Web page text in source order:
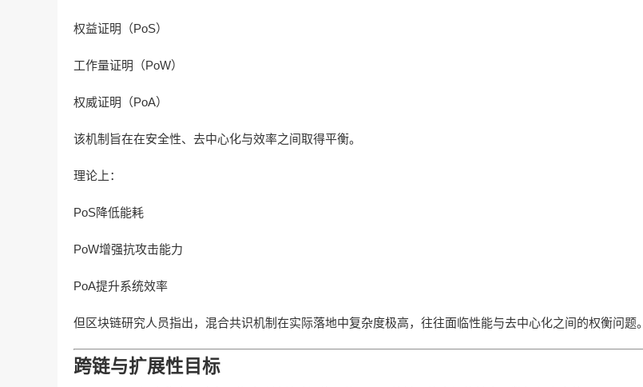
权益证明（PoS）
工作量证明（PoW）
权威证明（PoA）
该机制旨在在安全性、去中心化与效率之间取得平衡。
理论上：
PoS降低能耗
PoW增强抗攻击能力
PoA提升系统效率
但区块链研究人员指出，混合共识机制在实际落地中复杂度极高，往往面临性能与去中心化之间的权衡问题。
跨链与扩展性目标